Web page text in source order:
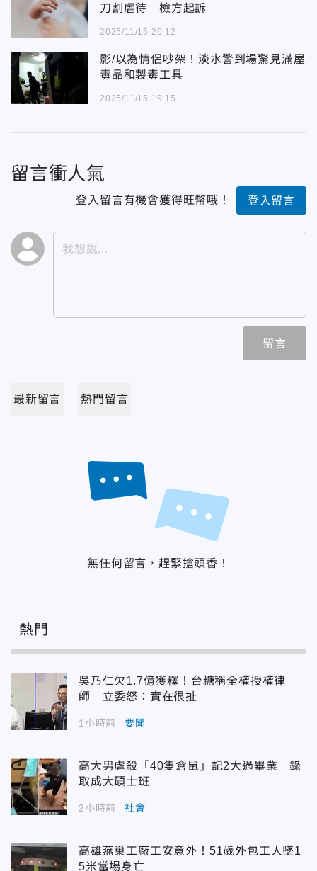
刀割虐待 檢方起訴
2025/11/15 20:12
影/以為情侶吵架！淡水警到場驚見滿屋
毒品和製毒工具
2025/11/15 19:15
留言衝人氣
登入留言有機會獲得旺幣哦！ 登入留言
留言
最新留言 熱門留言
無任何留言，趕緊搶頭香！
熱門
吳乃仁欠1.7億獲釋！台糖稱全權授權律
師 立委怒：實在很扯
1小時前 要聞
高大男虐殺「40隻倉鼠」記2大過畢業 錄
取成大碩士班
2小時前 社會
高雄燕巢工廠工安意外！51歲外包工人墜1
5米當場身亡